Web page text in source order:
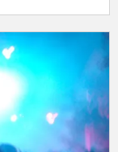
du 16 au